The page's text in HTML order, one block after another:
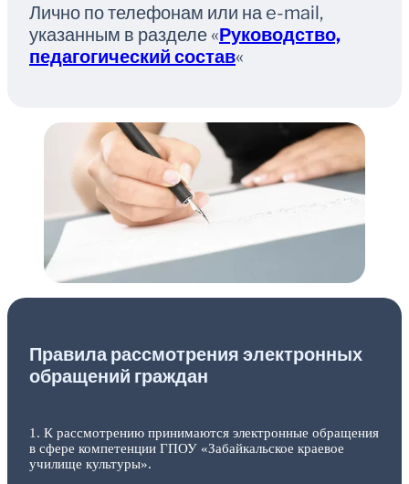
Лично по телефонам или на e-mail,
указанным в разделе «Руководство,
педагогический состав«
Правила рассмотрения электронных
обращений граждан
1. К рассмотрению принимаются электронные обращения
в сфере компетенции ГПОУ «Забайкальское краевое
училище культуры».